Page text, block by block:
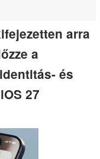
arra
a
és
27